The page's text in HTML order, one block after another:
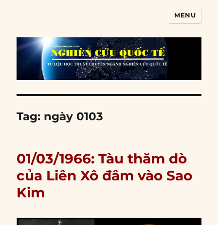
MENU
Tag: ngày 0103
01/03/1966: Tàu thăm dò
của Liên Xô đâm vào Sao
Kim